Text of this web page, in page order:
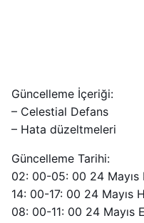
Güncelleme İçeriği:
– Celestial Defans
– Hata düzeltmeleri
Güncelleme Tarihi:
02: 00-05: 00 24 Mayıs
14: 00-17: 00 24 Mayıs
08: 00-11: 00 24 Mayıs